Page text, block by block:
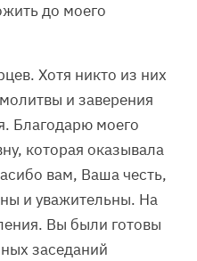
до моего
Хотя никто из них
и заверения
Благодарю моего
которая оказывала
вам, Ваша честь,
и уважительны. На
Вы были готовы
заседаний